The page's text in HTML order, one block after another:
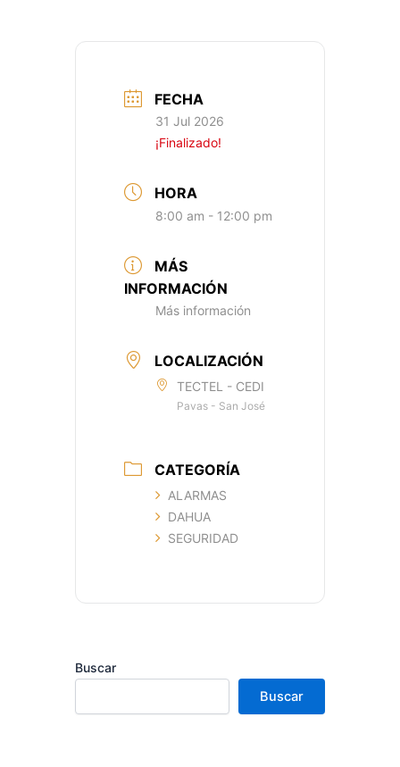
FECHA
31 Jul 2026
¡Finalizado!
HORA
8:00 am - 12:00 pm
MÁS
INFORMACIÓN
Más información
LOCALIZACIÓN
TECTEL - CEDI
Pavas - San José
CATEGORÍA
ALARMAS
DAHUA
SEGURIDAD
Buscar
Buscar